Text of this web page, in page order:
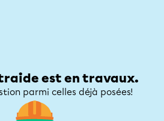
est en travaux.
parmi celles déjà posées!